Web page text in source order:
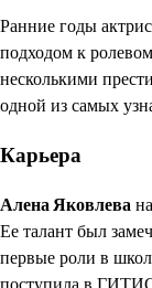
Ранние годы
подходом к
несколькими
одной из самых
Карьера
Алена Яковлева
Ее талант был
первые роли в